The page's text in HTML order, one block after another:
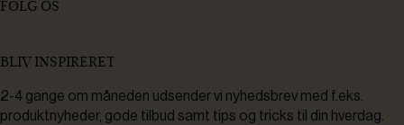
FØLG OS
BLIV INSPIRERET
2-4 gange om måneden udsender vi nyhedsbrev med f.eks.
produktnyheder, gode tilbud samt tips og tricks til din hverdag.